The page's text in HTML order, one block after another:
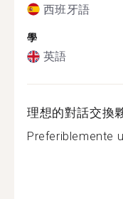
西班牙語
學
英語
理想的對話交換
Preferiblemente